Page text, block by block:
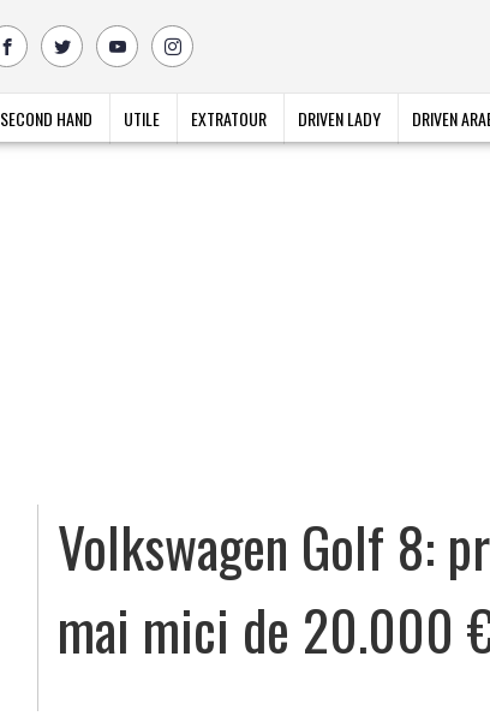
SECOND HAND UTILE EXTRATOUR DRIVEN LADY DRIVEN
Volkswagen Golf 8:
mai mici de 20.000